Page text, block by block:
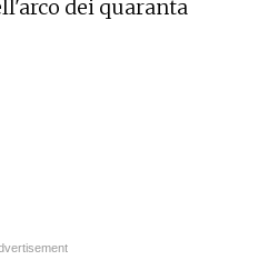
dei quaranta